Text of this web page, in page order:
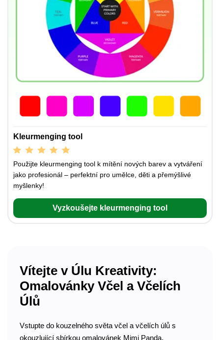
Kleurmenging tool
Použijte kleurmenging tool k mítění nových barev a vytváření
jako profesionál – perfektní pro umělce, děti a přemýšlivé
myšlenky!
Vyzkoušejte kleurmenging tool
Vítejte v Úlu Kreativity:
Omalovánky Včel a Včelích
Úlů
Vstupte do kouzelného světa včel a včelích úlů s
okouzlující sbírkou omalovánek Mimi Panda.